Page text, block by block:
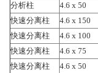
分析柱
4.6 x 50
快速分离柱
4.6 x 150
快速分离柱
4.6 x 100
快速分离柱
4.6 x 75
快速分离柱
4.6 x 50